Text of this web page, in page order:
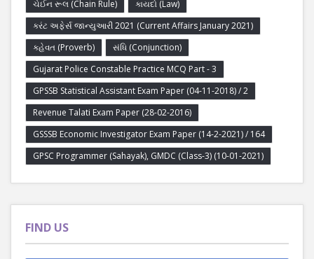
ચેઈન રૂલ (Chain Rule)
કાયદો (Law)
કરંટ અફેર્સ જાન્યુઆરી 2021 (Current Affairs January 2021)
કહેવત (Proverb)
સંધિ (Conjunction)
Gujarat Police Constable Practice MCQ Part - 3
GPSSB Statistical Assistant Exam Paper (04-11-2018) / 2
Revenue Talati Exam Paper (28-02-2016)
GSSSB Economic Investigator Exam Paper (14-2-2021) / 164
GPSC Programmer (Sahayak), GMDC (Class-3) (10-01-2021)
FIND US